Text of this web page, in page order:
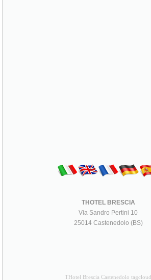
THOTEL BRESCIA
Via Sandro Pertini 10
25014 Castenedolo (BS)
THotel Brescia Castenedolo tagcloud